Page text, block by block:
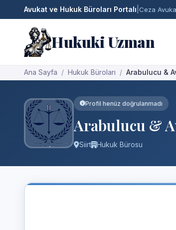
Avukat ve Hukuk Büroları Portalı Ceza
Hukuki Uzman
Ana Sayfa Hukuk Büroları Arabulucu &
Profil henüz doğrulanmadı
Arabulucu &
Siirt Hukuk Bürosu